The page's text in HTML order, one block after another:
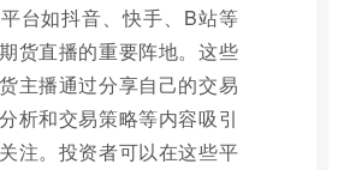
台如抖音、快手、B站等
货直播的重要阵地。这些
主播通过分享自己的交易
析和交易策略等内容吸引
注。投资者可以在这些平